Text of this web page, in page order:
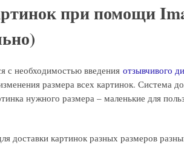
при помощи
с необходимостью введения отзывчивого
размера всех картинок. Система
нужного размера – маленькие для
доставки картинок разных размеров